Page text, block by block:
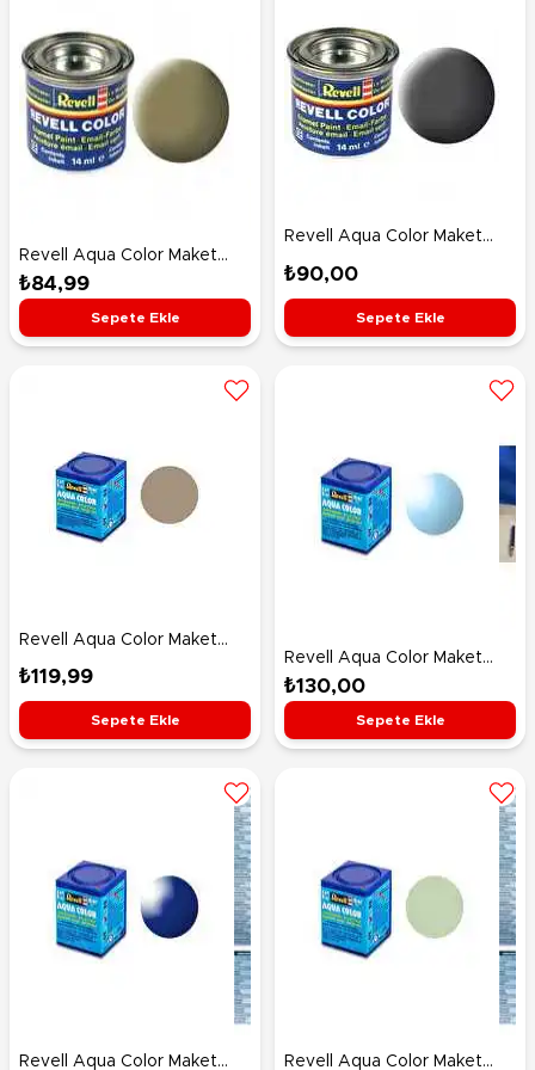
Revell Aqua Color Maket
Boyası Olive Yellow Mat
32142
₺84,99
Sepete Ekle
Revell Aqua Color Maket
Boyası Olive Grey Mat 32166
₺90,00
Sepete Ekle
Revell Aqua Color Maket
Boyası Beige Matt 36189
₺119,99
Sepete Ekle
Revell Aqua Color Maket
Boyası Blue Clear 36752
₺130,00
Sepete Ekle
Revell Aqua Color Maket
Revell Aqua Color Maket